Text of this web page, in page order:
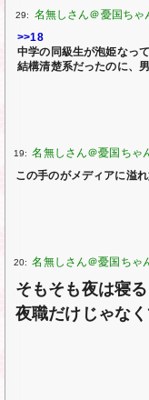
29:
>>18
中学の同級生が泡姫なっ
結構清楚系だったのに、
19:
この手のがメディアに溢
20:
そもそも夜は寝る
夜職だけじゃな